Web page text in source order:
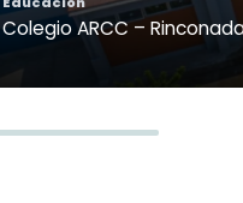
Colegio ARCC – Maria